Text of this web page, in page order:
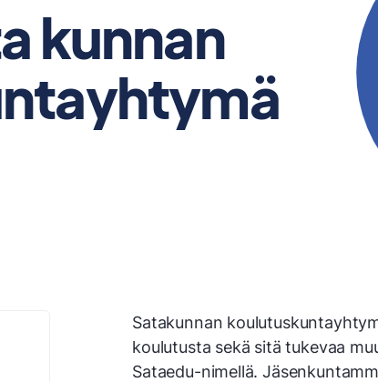
kunnan
Satakunnan
koulutusta sekä sitä tukevaa
Sataedu-nimellä.